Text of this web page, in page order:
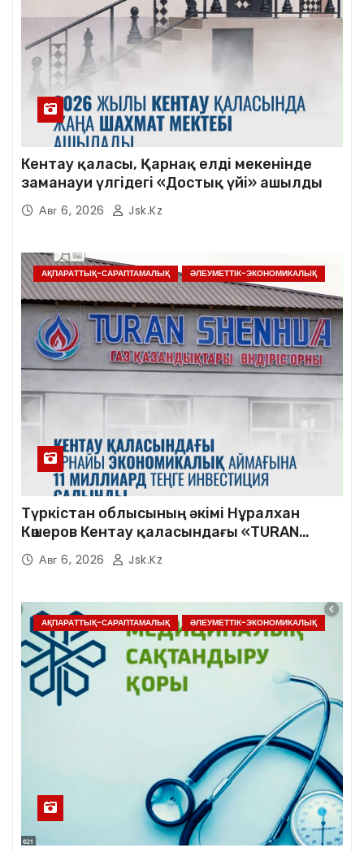
Кентау қаласы, Қарнақ елді мекенінде
заманауи үлгідегі «Достық үйі» ашылды
Авг 6, 2026 Jsk.kz
АҚПАРАТТЫҚ-САРАПТАМАЛЫҚ ӘЛЕУМЕТТІК-ЭКОНОМИКАЛЫҚ
Түркістан облысының әкімі Нұралхан
Көшеров Кентау қаласындағы «TURAN
SHENHUA» зауытының жұмысымен
танысты
Авг 6, 2026 Jsk.kz
АҚПАРАТТЫҚ-САРАПТАМАЛЫҚ ӘЛЕУМЕТТІК-ЭКОНОМИКАЛЫҚ